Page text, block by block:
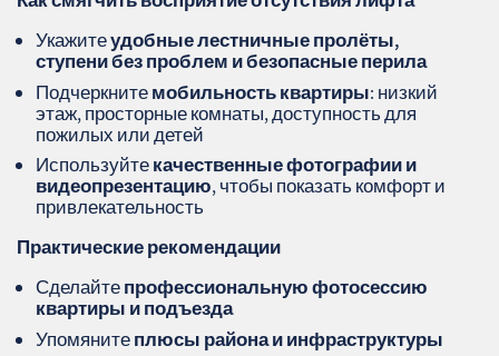
Укажитеудобные лестничные пролёты,
ступени без проблем и безопасные перила
Подчеркнитемобильность квартиры: низкий
этаж, просторные комнаты, доступность для
пожилых или детей
Используйтекачественные фотографии и
видеопрезентацию, чтобы показать комфорт и
привлекательность
Практические рекомендации
Сделайтепрофессиональную фотосессию
квартиры и подъезда
Упомянитеплюсы района и инфраструктуры